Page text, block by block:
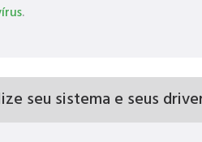
.
seu sistema e seus